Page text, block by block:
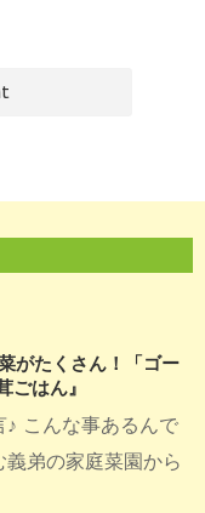
がたくさん！「ゴー
ごはん』
こんな事あるんで
弟の家庭菜園から